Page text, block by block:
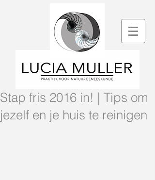
Stap fris 2016 in! | Tips om
jezelf en je huis te reinigen